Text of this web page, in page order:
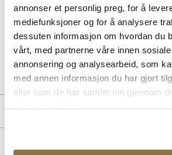
annonser et personlig preg, for å
mediefunksjoner og for å analysere
dessuten informasjon om hvordan du
vårt, med partnerne våre innen
annonsering og analysearbeid, som
med annen informasjon du har gjort
eller som de har samlet inn gjennom
og moderne silhuett på tåpartiet, og en lekker
justeres slik at penskoen sitter perfekt rundt
komfortabel innersåle.
36153011
Lev. art. nr
25V1769
PRODUKTDETALJER
For:Syntet